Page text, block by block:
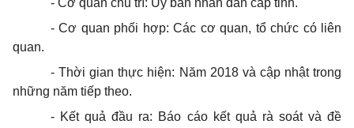
- Cơ quan chủ trì: Ủy ban nhân dân cấp tỉnh.
- Cơ quan phối hợp: Các cơ quan, tổ chức có liên
quan.
- Thời gian thực hiện: Năm 2018 và cập nhật trong
những năm tiếp theo.
- Kết quả đầu ra: Báo cáo kết quả rà soát và đề